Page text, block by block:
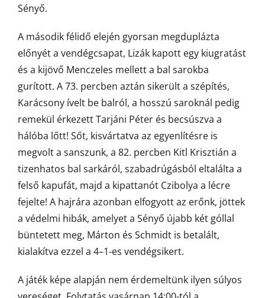
Sényő.
A második félidő elején gyorsan megduplázta
előnyét a vendégcsapat, Lizák kapott egy kiugratást
és a kijövő Menczeles mellett a bal sarokba
gurított. A 73. percben aztán sikerült a szépítés,
Karácsony ívelt be balról, a hosszú saroknál pedig
remekül érkezett Tarjáni Péter és becsúszva a
hálóba lőtt! Sőt, kisvártatva az egyenlítésre is
megvolt a sanszunk, a 82. percben Kitl Krisztián a
tizenhatos bal sarkáról, szabadrúgásból eltalálta a
felső kapufát, majd a kipattanót Czibolya a lécre
fejelte! A hajrára azonban elfogyott az erőnk, jöttek
a védelmi hibák, amelyet a Sényő újabb két góllal
büntetett meg, Márton és Schmidt is betalált,
kialakítva ezzel a 4–1-es vendégsikert.
A játék képe alapján nem érdemeltünk ilyen súlyos